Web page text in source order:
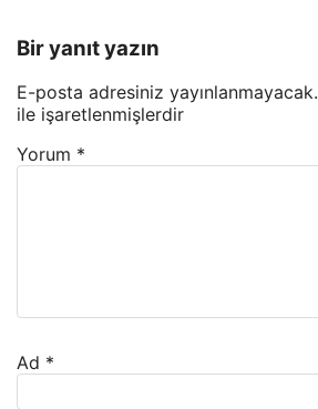
Bir yanıt yazın
E-posta adresiniz yayınlanmayacak.
ile işaretlenmişlerdir
Yorum *
Ad *